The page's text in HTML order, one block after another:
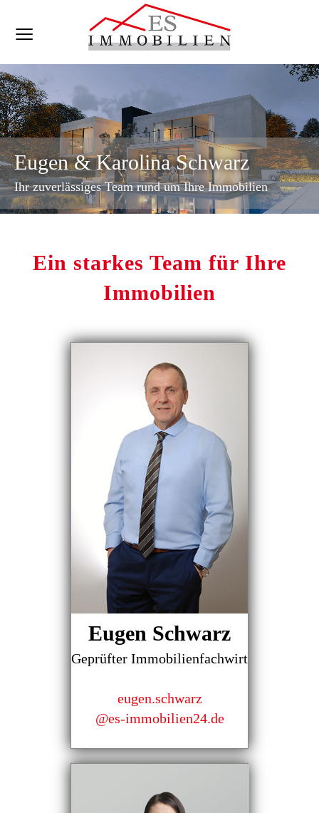
Eugen & Karolina Schwarz
Ihr zuverlässiges Team rund um Ihre Immobilien
Ein starkes Team für Ihre
Immobilien
Eugen Schwarz
Geprüfter Immobilienfachwirt
eugen.schwarz
@es-immobilien24.de